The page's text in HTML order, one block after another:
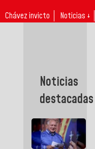
Chávez invicto Noticias ↓
Noticias
destacadas